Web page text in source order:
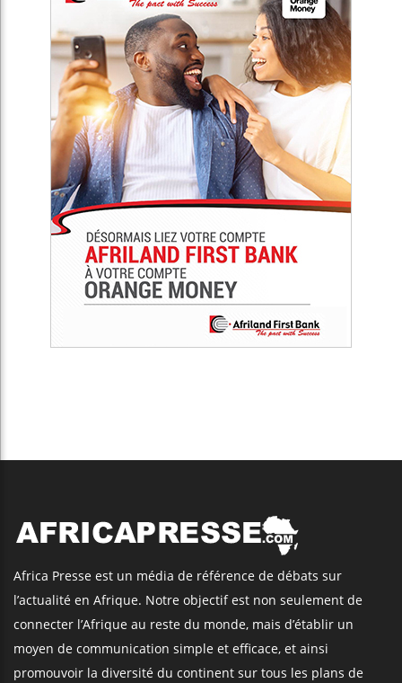
Africa Presse est un média de référence de débats sur
l’actualité en Afrique. Notre objectif est non seulement de
connecter l’Afrique au reste du monde, mais d’établir un
moyen de communication simple et efficace, et ainsi
promouvoir la diversité du continent sur tous les plans de